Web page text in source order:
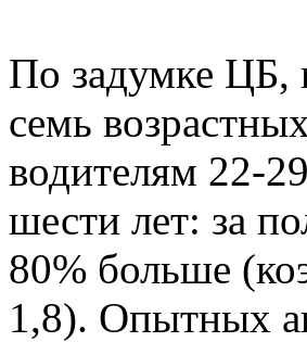
По задумке ЦБ,
семь
водителям 22-
шести лет: за
80% больше
1,8). Опытных